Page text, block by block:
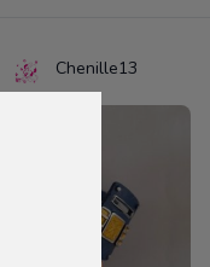
Chenille13